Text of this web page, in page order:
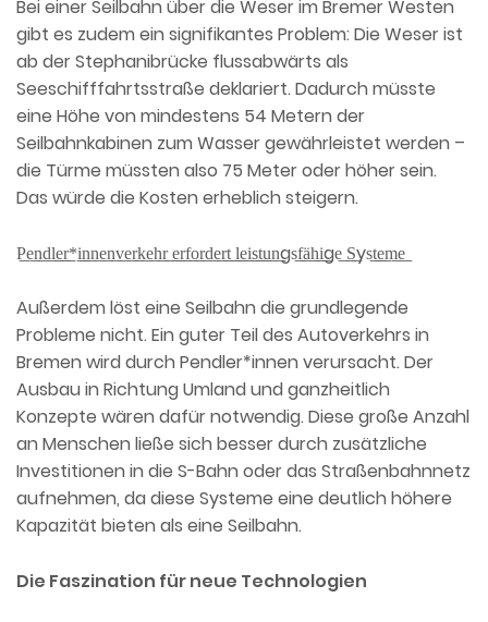
Bei einer Seilbahn über die Weser im Bremer Westen
gibt es zudem ein signifikantes Problem: Die Weser ist
ab der Stephanibrücke flussabwärts als
Seeschifffahrtsstraße deklariert. Dadurch müsste
eine Höhe von mindestens 54 Metern der
Seilbahnkabinen zum Wasser gewährleistet werden –
die Türme müssten also 75 Meter oder höher sein.
Das würde die Kosten erheblich steigern.
P͟e͟n͟d͟l͟e͟r͟*͟i͟n͟n͟e͟n͟v͟e͟r͟k͟e͟h͟r͟ ͟e͟r͟f͟o͟r͟d͟e͟r͟t͟ ͟l͟e͟i͟s͟t͟u͟n͟gs͟f͟ä͟h͟i͟ge͟ ͟S͟ys͟t͟e͟m͟e͟
Außerdem löst eine Seilbahn die grundlegende
Probleme nicht. Ein guter Teil des Autoverkehrs in
Bremen wird durch Pendler*innen verursacht. Der
Ausbau in Richtung Umland und ganzheitlich
Konzepte wären dafür notwendig. Diese große Anzahl
an Menschen ließe sich besser durch zusätzliche
Investitionen in die S-Bahn oder das Straßenbahnnetz
aufnehmen, da diese Systeme eine deutlich höhere
Kapazität bieten als eine Seilbahn.
Die Faszination für neue Technologien